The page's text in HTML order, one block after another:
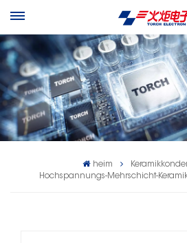
heim
Hochspannungs-Mehrschicht-